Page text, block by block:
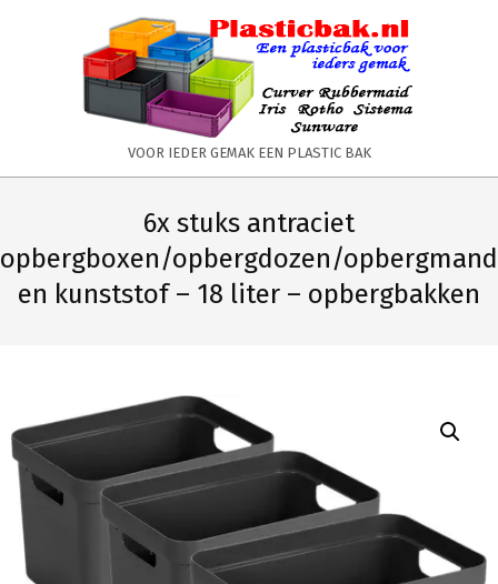
PLASTICBAK.NL
VOOR IEDER GEMAK EEN PLASTIC BAK
Menu
Menu
6x stuks antraciet
opbergboxen/opbergdozen/opbergmand
en kunststof – 18 liter – opbergbakken